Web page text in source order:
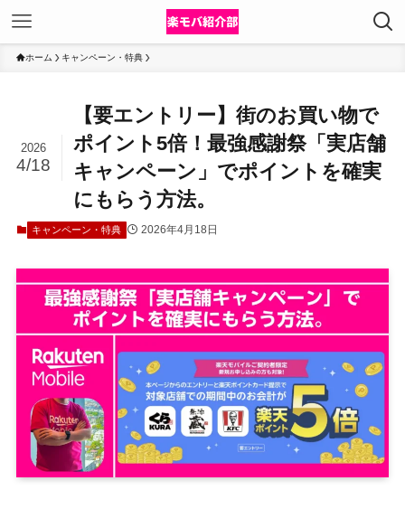
ホーム キャンペーン・特典
【要エントリー】街のお買い物で
ポイント5倍！最強感謝祭「実店舗
キャンペーン」でポイントを確実
にもらう方法。
2026
4/18
キャンペーン・特典 2026年4月18日